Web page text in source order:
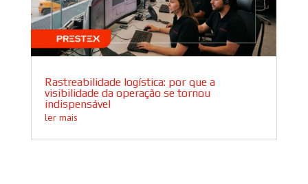
Rastreabilidade logística: por que a
visibilidade da operação se tornou
indispensável
ler mais